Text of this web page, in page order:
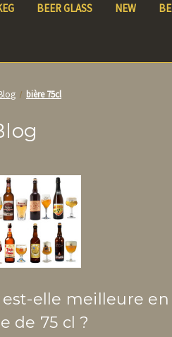
BEER GLASS NEW
bière 75cl
elle meilleure en
de 75 cl ?